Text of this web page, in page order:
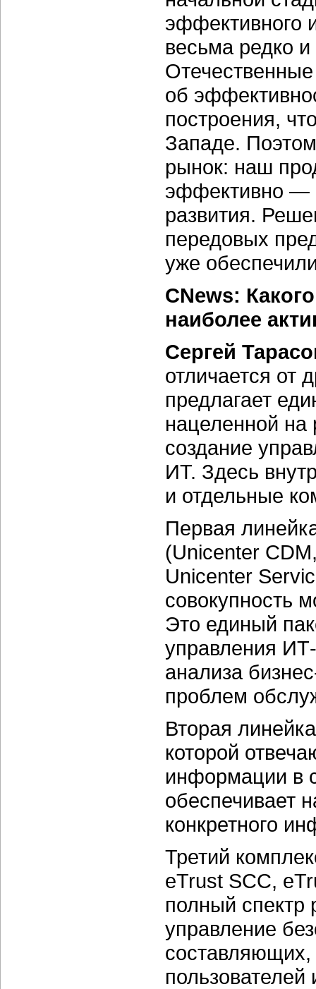
эффективного
весьма редко
об
построения,
Западе.
рынок: наш
эффективно —
развития.
передовых
уже
CNews:
наиболее
Сергей
отличается от
предлагает
нацеленной
создание
ИТ. Здесь
и отдельные
Первая
(Unicenter
Unicenter
совокупность
Это единый
управления
анализа
проблем
Вторая
которой
информации в
обеспечивает
конкретного
Третий
eTrust SCC,
полный
управление
составляющих,
пользователей